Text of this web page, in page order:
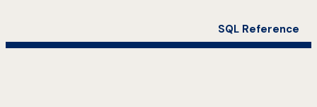
SQL Reference